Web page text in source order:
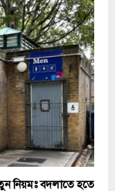
নিয়মঃ বদলাতে হতে